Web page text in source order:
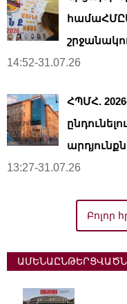
14:52-31.07.26
ՀՊՄՀ.
13:27-31.07.26
Բոլոր